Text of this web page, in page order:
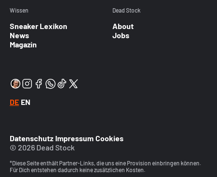
Wissen
Sneaker Lexikon
News
Magazin
Dead Stock
About
Jobs
DE EN
Datenschutz Impressum Cookies
© 2026 Dead Stock
*Diese Seite enthält Partner-Links, die uns eine Provision einbringen können.
Für Dich entstehen dadurch keine zusätzlichen Kosten.